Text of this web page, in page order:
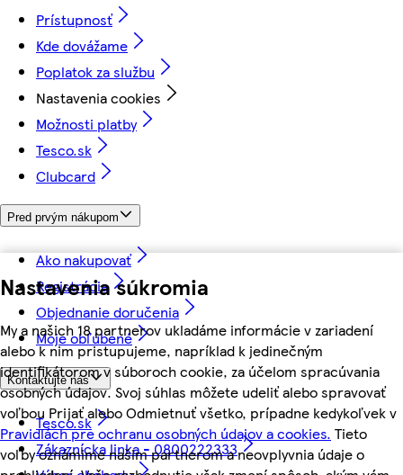
Nastavenia súkromia
My a našich 18 partnerov ukladáme informácie v zariadení
alebo k nim pristupujeme, napríklad k jedinečným
identifikátorom v súboroch cookie, za účelom spracúvania
osobných údajov. Svoj súhlas môžete udeliť alebo spravovať
voľbou Prijať alebo Odmietnuť všetko, prípadne kedykoľvek v
Pravidlách pre ochranu osobných údajov a cookies. Tieto
voľby oznámime našim partnerom a neovplyvnia údaje o
Prístupnosť
Kde dovážame
Poplatok za službu
Nastavenia cookies
Možnosti platby
Tesco.sk
Clubcard
Pred prvým nákupom
Ako nakupovať
Registrácia
Objednanie doručenia
Moje obľúbené
Kontaktujte nás
Tesco.sk
Zákaznícka linka - 0800222333